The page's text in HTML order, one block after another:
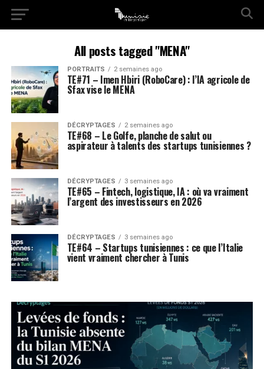
All posts tagged "MENA"
PORTRAITS 2 semaines ago
TE#71 – Imen Hbiri (RoboCare) : l’IA agricole de
Sfax vise le MENA
DÉCRYPTAGES 2 semaines ago
TE#68 – Le Golfe, planche de salut ou
aspirateur à talents des startups tunisiennes ?
DÉCRYPTAGES 3 semaines ago
TE#65 – Fintech, logistique, IA : où va vraiment
l’argent des investisseurs en 2026
DÉCRYPTAGES 3 semaines ago
TE#64 – Startups tunisiennes : ce que l’Italie
vient vraiment chercher à Tunis